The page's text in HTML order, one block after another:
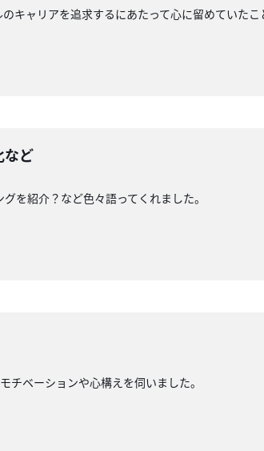
キャリアを追求するにあたって心に留めていたこ
など
を紹介？など色々語ってくれました。
ベーションや心構えを伺いました。